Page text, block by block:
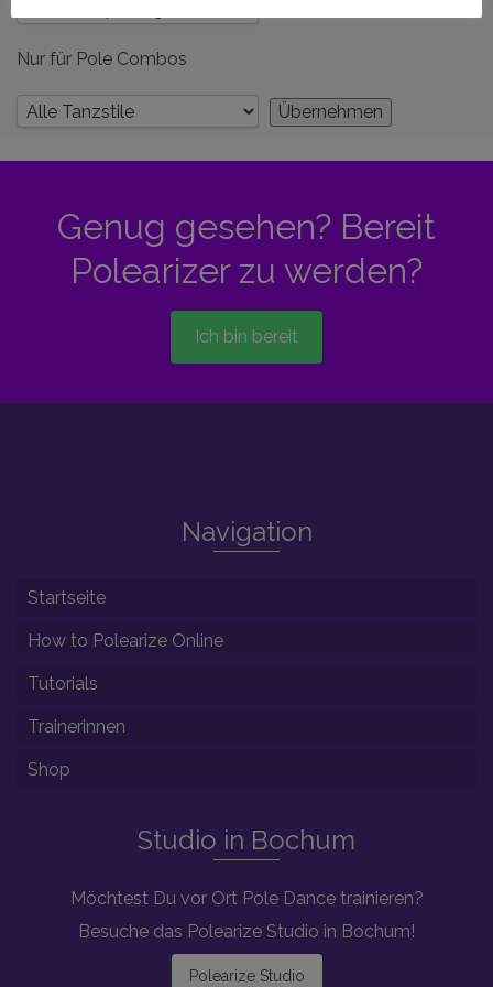
Nur für Pole Combos
Genug gesehen? Bereit
Polearizer zu werden?
Ich bin bereit
Navigation
Startseite
How to Polearize Online
Tutorials
Trainerinnen
Shop
Studio in Bochum
Möchtest Du vor Ort Pole Dance trainieren?
Besuche das Polearize Studio in Bochum!
Polearize Studio